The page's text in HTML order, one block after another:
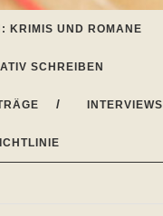
KRIMIS UND ROMANE
SCHREIBEN
INTERVIEWS